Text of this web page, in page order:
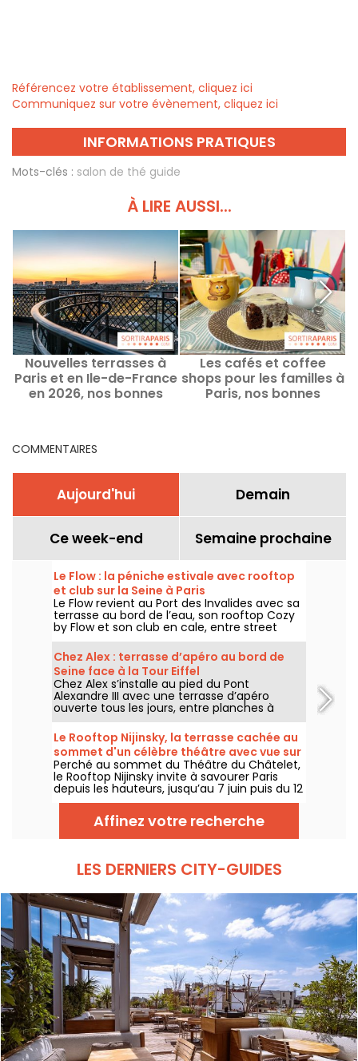
Référencez votre établissement, cliquez ici
Communiquez sur votre évènement, cliquez ici
INFORMATIONS PRATIQUES
Mots-clés : salon de thé guide
À LIRE AUSSI...
Nouvelles terrasses à
Paris et en Ile-de-France
en 2026, nos bonnes
Les cafés et coffee
shops pour les familles à
Paris, nos bonnes
COMMENTAIRES
Aujourd'hui Demain
Ce week-end Semaine prochaine
Le Flow : la péniche estivale avec rooftop
et club sur la Seine à Paris
Le Flow revient au Port des Invalides avec sa
terrasse au bord de l’eau, son rooftop Cozy
by Flow et son club en cale, entre street
food, cocktails, DJ sets et soirées d’été sur la
Seine.
Chez Alex : terrasse d’apéro au bord de
Seine face à la Tour Eiffel
Chez Alex s’installe au pied du Pont
Alexandre III avec une terrasse d’apéro
ouverte tous les jours, entre planches à
partager, cocktails, vue sur la Seine et
ambiance d’été face à la Tour Eiffel.
Le Rooftop Nijinsky, la terrasse cachée au
sommet d'un célèbre théâtre avec vue sur
Paris
Perché au sommet du Théâtre du Châtelet,
le Rooftop Nijinsky invite à savourer Paris
depuis les hauteurs, jusqu’au 7 juin puis du 12
juillet au 21 septembre 2026, entre terrasse
panoramique, cocktails, cuisine toute la
journée et DJ sets jusqu’au bout de la nuit.
Affinez votre recherche
LES DERNIERS CITY-GUIDES